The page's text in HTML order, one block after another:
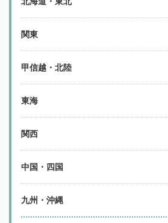
関東
甲信越・北陸
東海
関西
中国・四国
九州・沖縄